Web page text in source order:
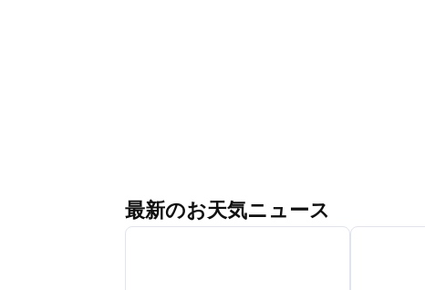
最新のお天気ニュース